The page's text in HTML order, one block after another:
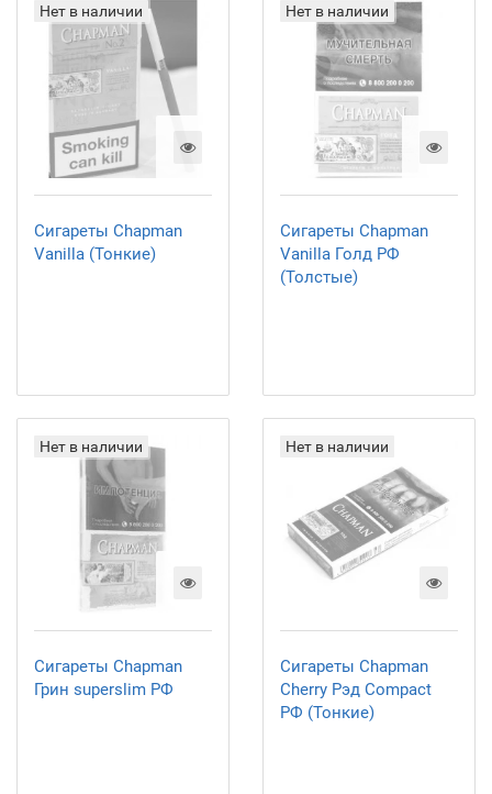
Нет в наличии
Сигареты Chapman
Vanilla (Тонкие)
Нет в наличии
Сигареты Chapman
Vanilla Голд РФ
(Толстые)
Нет в наличии
Сигареты Chapman
Грин superslim РФ
Нет в наличии
Сигареты Chapman
Cherry Рэд Compact
РФ (Тонкие)